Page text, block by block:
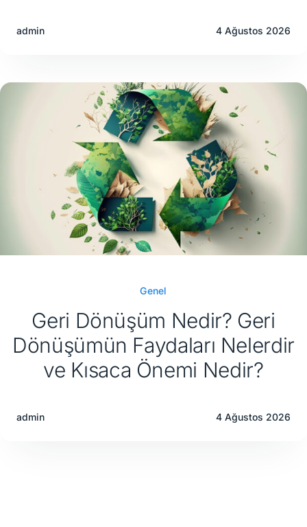
admin 4 Ağustos 2026
Genel
Geri Dönüşüm Nedir? Geri
Dönüşümün Faydaları Nelerdir
ve Kısaca Önemi Nedir?
admin 4 Ağustos 2026